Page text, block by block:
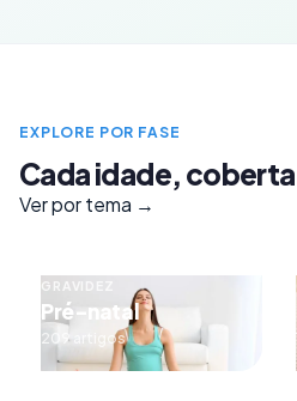
EXPLORE POR FASE
Cada idade, coberta
Ver por tema →
GRAVIDEZ
Pré-natal
209 artigos